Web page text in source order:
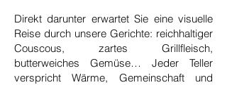
Direkt darunter erwartet Sie eine visuelle
Reise durch unsere Gerichte: reichhaltiger
Couscous, zartes Grillfleisch,
butterweiches Gemüse… Jeder Teller
verspricht Wärme, Gemeinschaft und